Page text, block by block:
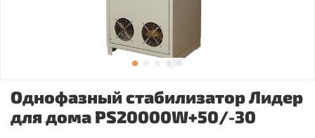
Однофазный стабилизатор Лидер
для дома PS20000W+50/-30